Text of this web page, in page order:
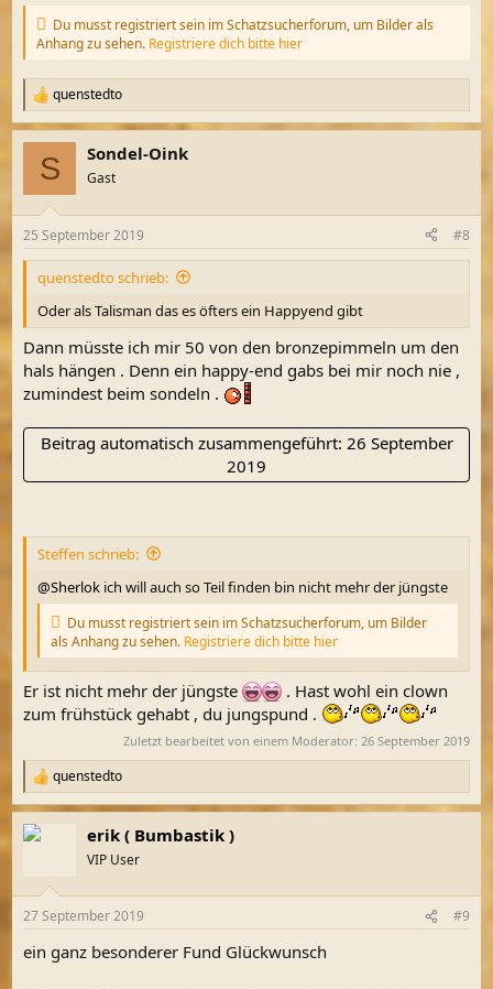
Du musst registriert sein im Schatzsucherforum, um Bilder als
Anhang zu sehen. Registriere dich bitte hier
R
e
a
e
n
quenstedto
S Sondel-Oink
Gast
25 September 2019 #8
quenstedto schrieb:
Oder als Talisman das es öfters ein Happyend gibt
Dann müsste ich mir 50 von den bronzepimmeln um den
hals hängen . Denn ein happy-end gabs bei mir noch nie ,
zumindest beim sondeln .
Beitrag automatisch zusammengeführt: 26 September
2019
Steffen schrieb:
@Sherlok ich will auch so Teil finden bin nicht mehr der jüngste
Du musst registriert sein im Schatzsucherforum, um Bilder
als Anhang zu sehen. Registriere dich bitte hier
Er ist nicht mehr der jüngste
. Hast wohl ein clown
zum frühstück gehabt , du jungspund .
Zuletzt bearbeitet von einem Moderator: 26 September 2019
R
e
a
k
e
:
quenstedto
erik ( Bumbastik )
VIP User
27 September 2019 #9
ein ganz besonderer Fund Glückwunsch